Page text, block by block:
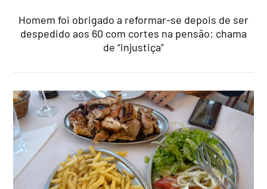
Homem foi obrigado a reformar-se depois de ser
despedido aos 60 com cortes na pensão: chama
de “injustiça”